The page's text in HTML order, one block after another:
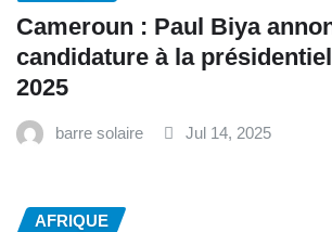
Cameroun : Paul Biya
candidature à la
2025
barre solaire Jul 14, 2025
AFRIQUE